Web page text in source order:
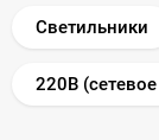
Светильники
220В